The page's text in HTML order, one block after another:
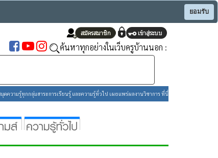
ยอมรับ
ค้นหาทุกอย่างในเว็บครูบ้านนอก :
ความรู้ทุกกลุ่มสาระการเรียนรู้ และความรู้ทั่วไป เผยแพร่ผลงานวิชาการ ที่นี่